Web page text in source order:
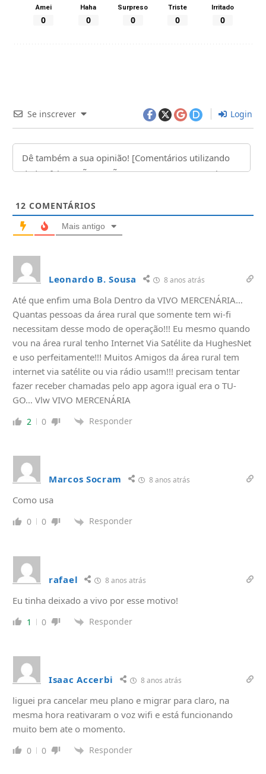
Amei
0
Haha
0
Surpreso
0
Triste
0
Irritado
0
Se inscrever Login
12 COMENTÁRIOS
Mais antigo
Leonardo B. Sousa 8 anos atrás
Até que enfim uma Bola Dentro da VIVO MERCENÁRIA…
Quantas pessoas da área rural que somente tem wi-fi
necessitam desse modo de operação!!! Eu mesmo quando
vou na área rural tenho Internet Via Satélite da HughesNet
e uso perfeitamente!!! Muitos Amigos da área rural tem
internet via satélite ou via rádio usam!!! precisam tentar
fazer receber chamadas pelo app agora igual era o TU-
GO… Vlw VIVO MERCENÁRIA
2 0 Responder
Marcos Socram 8 anos atrás
Como usa
0 0 Responder
rafael 8 anos atrás
Eu tinha deixado a vivo por esse motivo!
1 0 Responder
Isaac Accerbi 8 anos atrás
liguei pra cancelar meu plano e migrar para claro, na
mesma hora reativaram o voz wifi e está funcionando
muito bem ate o momento.
0 0 Responder